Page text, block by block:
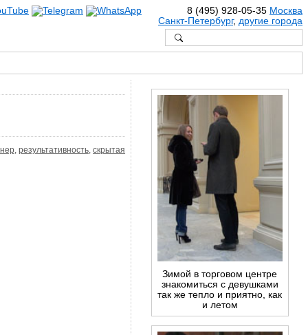
8 (495) 928-05-35 Москва
Санкт-Петербург, другие города
, результативность,скрытая
Зимой в торговом центре
знакомиться с девушками
так же тепло и приятно, как
и летом